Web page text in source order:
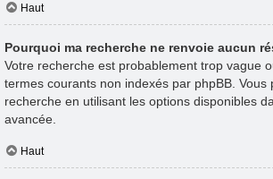
Haut
Pourquoi ma recherche ne renvoie aucun
Votre recherche est probablement trop vague
termes courants non indexés par phpBB. Vous
recherche en utilisant les options disponibles
avancée.
Haut